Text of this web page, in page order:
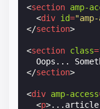
<section amp-
<div id=
</section>
<section class=
</section>
<div amp-access
<p>...article